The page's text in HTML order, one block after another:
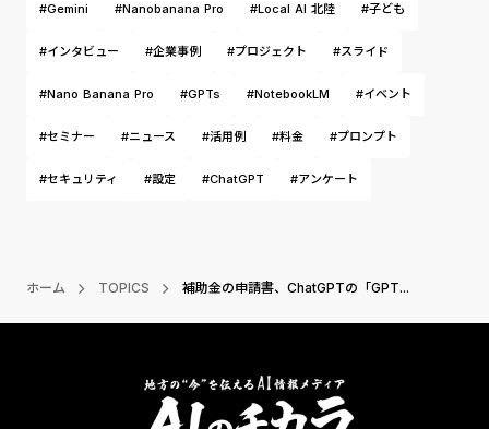
#Gemini #Nanobanana Pro #Local AI 北陸 #子ども
#インタビュー #企業事例 #プロジェクト #スライド
#Nano Banana Pro #GPTs #NotebookLM #イベント
#セミナー #ニュース #活用例 #料金 #プロンプト
#セキュリティ #設定 #ChatGPT #アンケート
ホーム TOPICS 補助金の申請書、ChatGPTの「GPT...